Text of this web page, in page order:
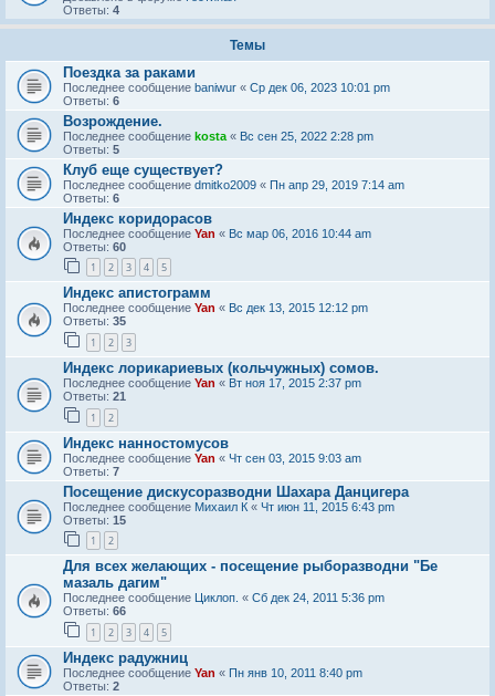
Ответы: 4
Темы
Поездка за раками
Последнее сообщение baniwur « Ср дек 06, 2023 10:01 pm
Ответы: 6
Возрождение.
Последнее сообщение kosta « Вс сен 25, 2022 2:28 pm
Ответы: 5
Клуб еще существует?
Последнее сообщение dmitko2009 « Пн апр 29, 2019 7:14 am
Ответы: 6
Индекс коридорасов
Последнее сообщение Yan « Вс мар 06, 2016 10:44 am
Ответы: 60
1 2 3 4 5
Индекс апистограмм
Последнее сообщение Yan « Вс дек 13, 2015 12:12 pm
Ответы: 35
1 2 3
Индекс лорикариевых (кольчужных) сомов.
Последнее сообщение Yan « Вт ноя 17, 2015 2:37 pm
Ответы: 21
1 2
Индекс нанностомусов
Последнее сообщение Yan « Чт сен 03, 2015 9:03 am
Ответы: 7
Посещение дискусоразводни Шахара Данцигера
Последнее сообщение Михаил К « Чт июн 11, 2015 6:43 pm
Ответы: 15
1 2
Для всех желающих - посещение рыборазводни "Бе
мазаль дагим"
Последнее сообщение Циклоп. « Сб дек 24, 2011 5:36 pm
Ответы: 66
1 2 3 4 5
Индекс радужниц
Последнее сообщение Yan « Пн янв 10, 2011 8:40 pm
Ответы: 2